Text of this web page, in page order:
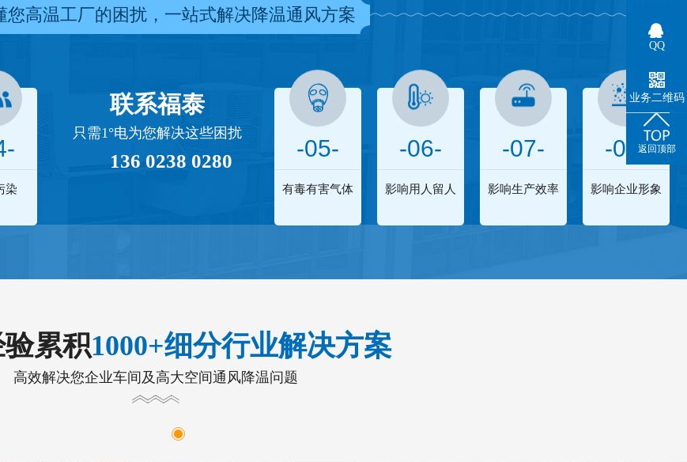
您高温工厂的困扰，一站式解决降温通风方案
染
联系福泰
只需1°电为您解决这些困扰
136 0238 0280 -05-
有毒有害气体
-06-
影响用人留人
-07-
影响生产效率
-08-
影响企业形象
验累积1000+细分行业解决方案
高效解决您企业车间及高大空间通风降温问题
QQ
业务二维码
返回顶部